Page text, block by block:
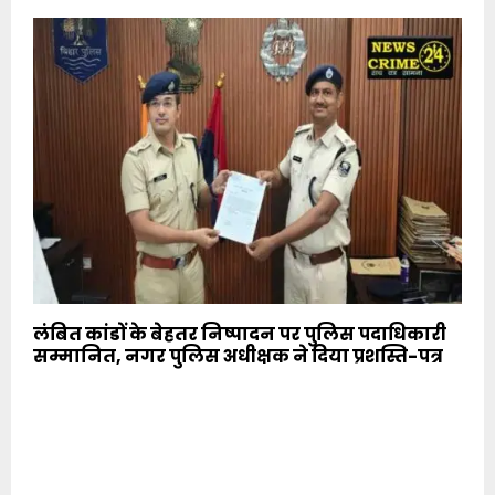
लंबित कांडों के बेहतर निष्पादन पर पुलिस पदाधिकारी
सम्मानित, नगर पुलिस अधीक्षक ने दिया प्रशस्ति-पत्र